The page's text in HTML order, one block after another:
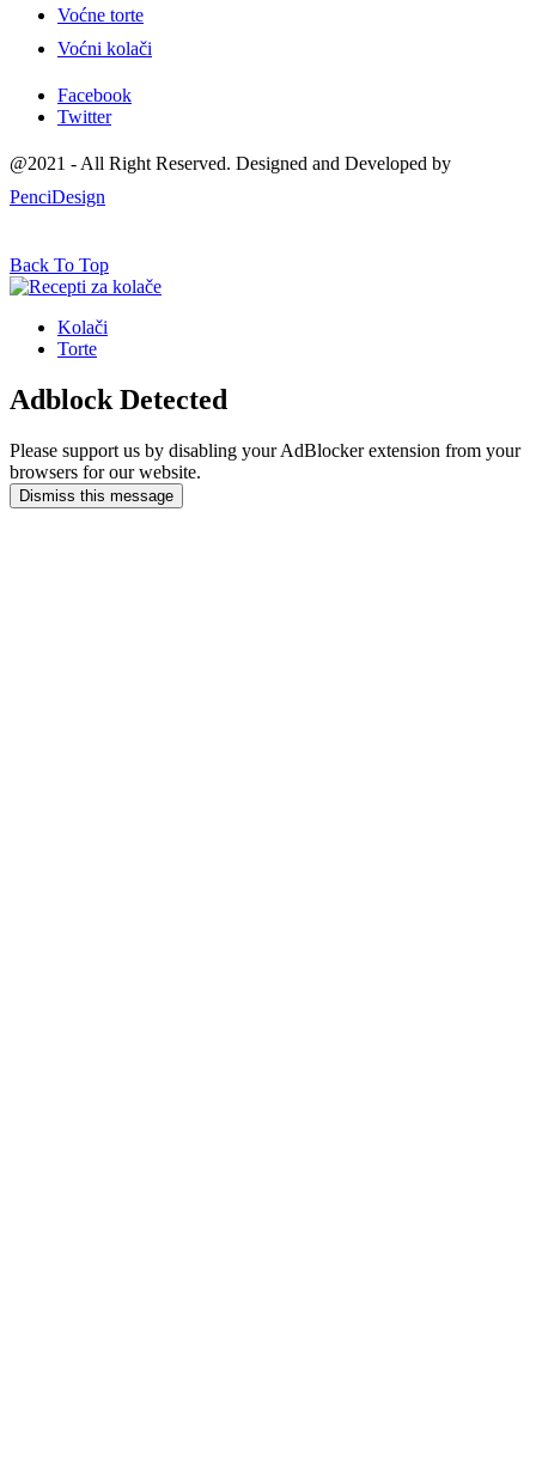
Voćne torte
Voćni kolači
Facebook
Twitter
@2021 - All Right Reserved. Designed and Developed by
PenciDesign
Back To Top
Kolači
Torte
Adblock Detected
Please support us by disabling your AdBlocker extension from your
browsers for our website.
Dismiss this message